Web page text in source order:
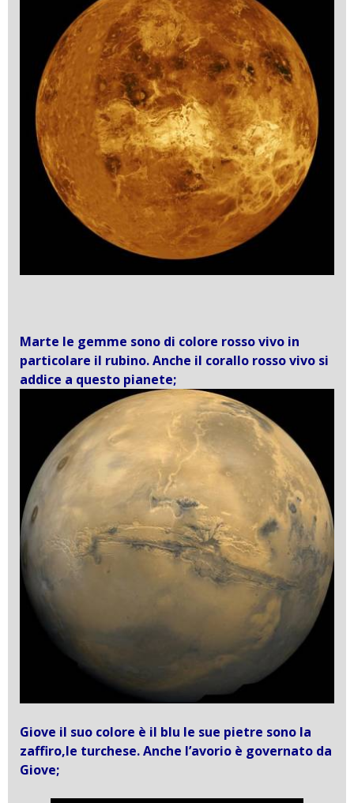
Marte le gemme sono di colore rosso vivo in
particolare il rubino. Anche il corallo rosso vivo si
addice a questo pianete;
Giove il suo colore è il blu le sue pietre sono la
zaffiro,le turchese. Anche l’avorio è governato da
Giove;